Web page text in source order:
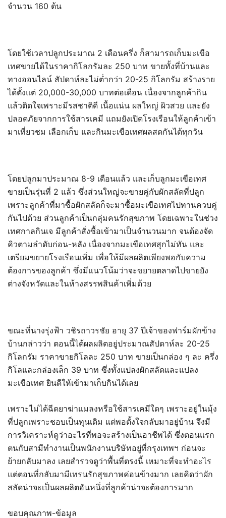
จำนวน 160 ต้น
โดยใช้เวลาปลูกประมาณ 2 เดือนครึ่ง ก็สามารถเก็บมะเขือ
เทศขายได้ในราคากิโลกรัมละ 250 บาท ขายทั้งที่บ้านและ
ทางออนไลน์ สัปดาห์ละไม่ต่ำกว่า 20-25 กิโลกรัม สร้างราย
ได้ตั้งแต่ 20,000-30,000 บาทต่อเดือน เนื่องจากลูกค้ากิน
แล้วติดใจเพราะมีรสชาติดี เนื้อแน่น ผลใหญ่ ผิวสวย และยัง
ปลอดภัยจากการใช้สารเคมี แถมยังเปิดโรงเรือนให้ลูกค้าเข้า
มาเที่ยวชม เลือกเก็บ และกินมะเขือเทศผลสดกันได้ทุกวัน
โดยปลูกมาประมาณ 8-9 เดือนแล้ว และเก็บลูกมะเขือเทศ
ขายเป็นรุ่นที่ 2 แล้ว ซึ่งส่วนใหญ่จะขายคู่กับผักสลัดที่ปลูก
เพราะลูกค้าที่มาซื้อผักสลัดก็จะมาซื้อมะเขือเทศไปทานควบคู่
กันไปด้วย ส่วนลูกค้าเป็นกลุ่มคนรักสุขภาพ โดยเฉพาะในช่วง
เทศกาลกินเจ มีลูกค้าสั่งซื้อเข้ามาเป็นจำนวนมาก จนต้องจัด
คิวตามลำดับก่อน-หลัง เนื่องจากมะเขือเทศสุกไม่ทัน และ
เตรียมขยายโรงเรือนเพิ่ม เพื่อให้มีผลผลิตเพียงพอกับความ
ต้องการของลูกค้า ซึ่งมีแนวโน้มว่าจะขยายตลาดไปขายยัง
ต่างจังหวัดและในห้างสรรพสินค้าเพิ่มด้วย
ขณะที่นางรุ่งฟ้า วชิรถาวรชัย อายุ 37 ปีเจ้าของฟาร์มผักข้าง
บ้านกล่าวว่า ตอนนี้ได้ผลผลิตอยู่ประมาณสัปดาห์ละ 20-25
กิโลกรัม ราคาขายกิโลละ 250 บาท ขายเป็นกล่อง ๆ ละ ครึ่ง
กิโลและกล่องเล็ก 39 บาท ซึ่งทั้งแปลงผักสลัดและแปลง
มะเขือเทศ ยินดีให้เข้ามาเก็บกินได้เลย
เพราะไม่ได้ฉีดยาฆ่าแมลงหรือใช้สารเคมีใดๆ เพราะอยู่ในมุ้ง
ที่ปลูกเพราะชอบเป็นทุนเดิม แต่พอตั้งใจกลับมาอยู่บ้าน จึงมี
การวิเคราะห์ดูว่าอะไรที่พอจะสร้างเป็นอาชีพได้ ซึ่งตอนแรก
ตนกับสามีทำงานเป็นพนักงานบริษัทอยู่ที่กรุงเทพฯ ก่อนจะ
ย้ายกลับมาลง เลยสำรวจดูว่าพื้นที่ตรงนี้ เหมาะที่จะทำอะไร
แต่ตอนที่กลับมามีเทรนรักสุขภาพค่อนข้างมาก เลยคิดว่าผัก
สลัดน่าจะเป็นผลผลิตอันหนึ่งที่ลูกค้าน่าจะต้องการมาก
ขอบคุณภาพ-ข้อมูล